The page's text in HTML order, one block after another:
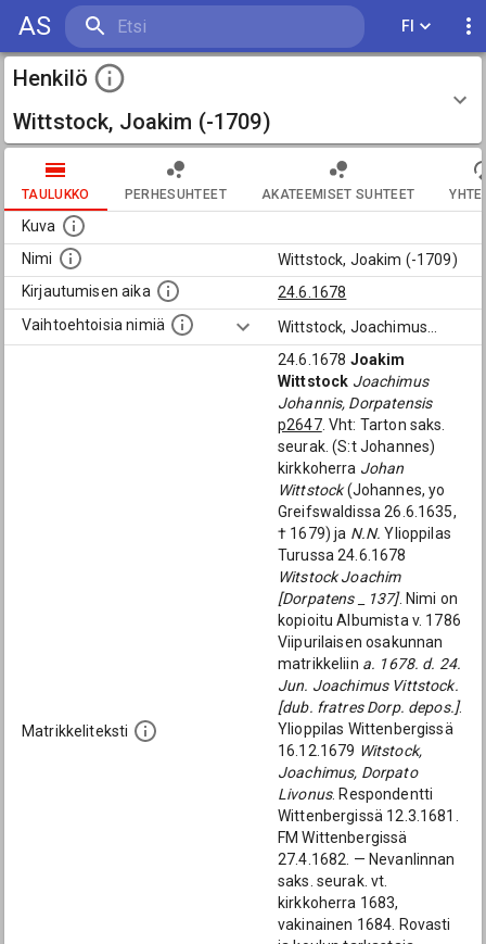
AS FI
Henkilö
Wittstock, Joakim (-1709)
TAULUKKO PERHESUHTEET AKATEEMISET SUHTEET
Kuva
Nimi
Wittstock, Joakim (-1709)
Kirjautumisen aika
24.6.1678
Vaihtoehtoisia nimiä
Wittstock, Joachimus
Matrikkeliteksti
24.6.1678 Joakim
Wittstock Joachimus
Johannis, Dorpatensis
p2647. Vht: Tarton saks.
seurak. (S:t Johannes)
kirkkoherra Johan
Wittstock(Johannes, yo
Greifswaldissa 26.6.1635,
† 1679) ja N.N. Ylioppilas
Turussa 24.6.1678
Witstock Joachim
[Dorpatens _ 137]. Nimi on
kopioitu Albumista v. 1786
Viipurilaisen osakunnan
matrikkeliin a. 1678. d. 24.
Jun. Joachimus Vittstock.
[dub. fratres Dorp. depos.].
Ylioppilas Wittenbergissä
16.12.1679 Witstock,
Joachimus, Dorpato
Livonus. Respondentti
Wittenbergissä 12.3.1681.
FM Wittenbergissä
27.4.1682. — Nevanlinnan
saks. seurak. vt.
kirkkoherra 1683,
vakinainen 1684. Rovasti